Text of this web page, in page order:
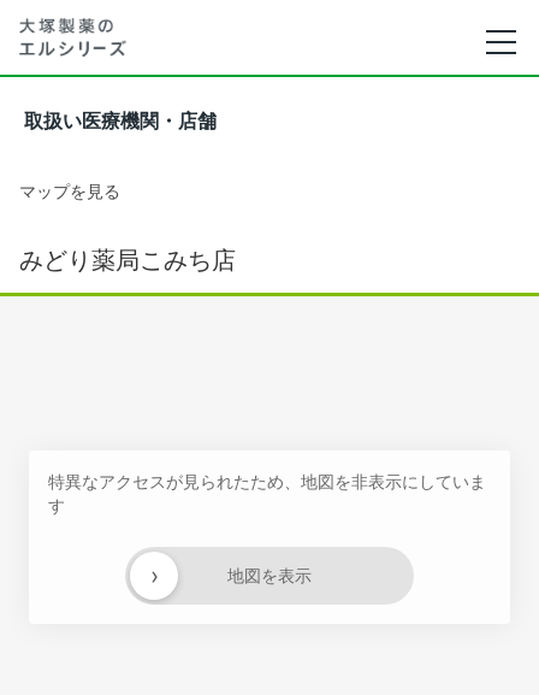
取扱い医療機関・店舗
マップを見る
みどり薬局こみち店
特異なアクセスが見られたため、地図を非表示にしていま
す
地図を表示
›